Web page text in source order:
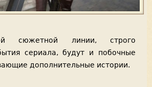
сюжетной линии, строго
сериала, будут и побочные
дополнительные истории.